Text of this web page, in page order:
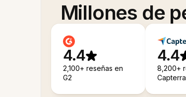
Millones de
4.4
2,100+ reseñas en
G2
4.4
8,200+
Capterra